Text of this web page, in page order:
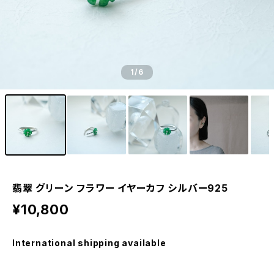
1/6
翡翠 グリーン フラワー イヤーカフ シルバー925
¥10,800
International shipping available